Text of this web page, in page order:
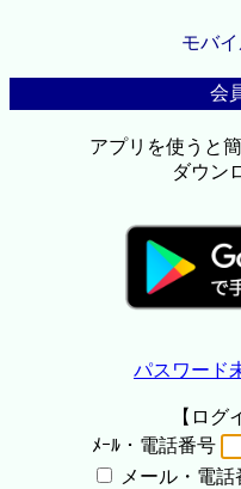
モバ
会
アプリを使うと
ダウン
パスワード
【ログ
ﾒｰﾙ・電話番号
メール・電